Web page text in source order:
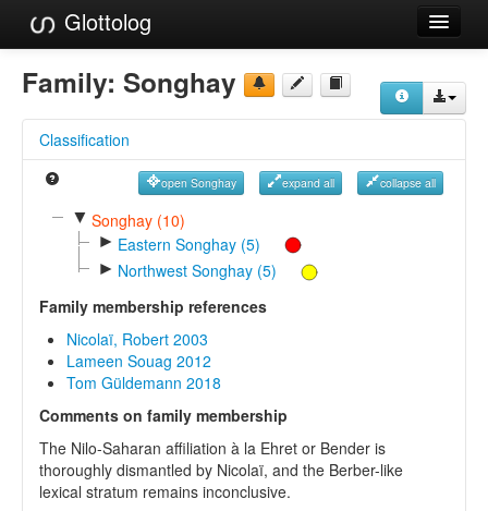
Glottolog
Languages
Language Search
Reference Search
About
Family: Songhay
Classification
open Songhay expand all collapse all
▼ Songhay (10)
► Eastern Songhay (5)
► Northwest Songhay (5)
Family membership references
Nicolaï, Robert 2003
Lameen Souag 2012
Tom Güldemann 2018
Comments on family membership
The Nilo-Saharan affiliation à la Ehret or Bender is
thoroughly dismantled by Nicolaï, and the Berber-like
lexical stratum remains inconclusive.